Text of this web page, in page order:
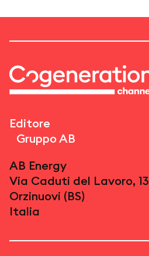
Editore
Gruppo AB
AB Energy
Via Caduti del Lavoro, 13
Orzinuovi (BS)
Italia